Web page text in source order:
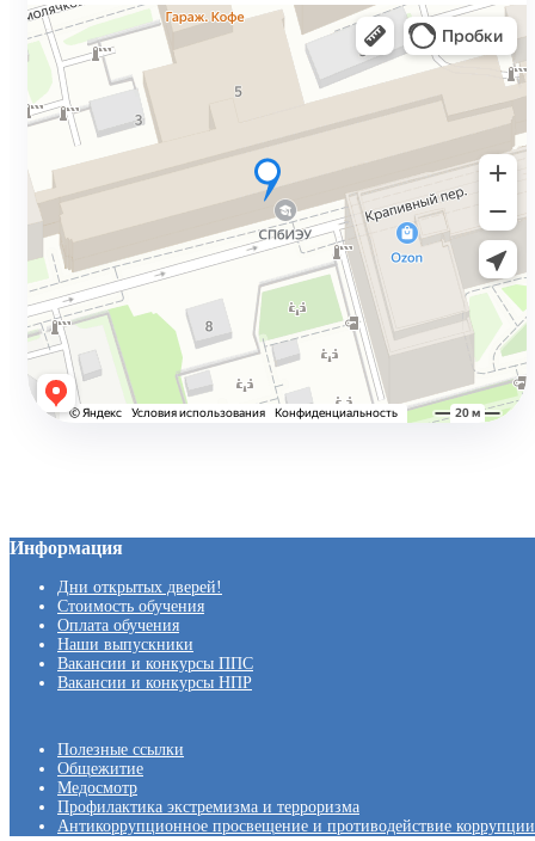
Верните до 13%
Подробнее →
Дистанционное обучение
Информация
Дни открытых дверей!
Стоимость обучения
Оплата обучения
Наши выпускники
Вакансии и конкурсы ППС
Вакансии и конкурсы НПР
Полезные ссылки
Общежитие
Медосмотр
Профилактика экстремизма и терроризма
Антикоррупционное просвещение и противодействие коррупции